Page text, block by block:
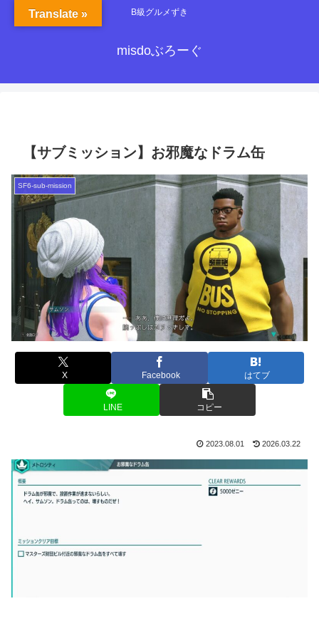
B級グルメずき
misdoぶろーぐ
【サブミッション】お邪魔なドラム缶
SF6-sub-mission
X Facebook はてブ
LINE コピー
2023.08.01 2026.03.22
Translate »